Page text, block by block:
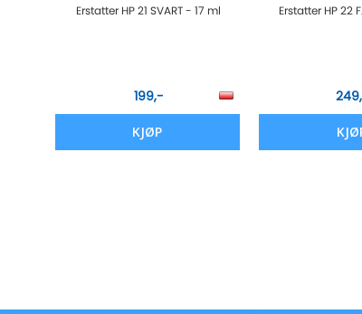
Erstatter HP 21 SVART - 17 ml
199,-
KJØP
Erstatter HP 22